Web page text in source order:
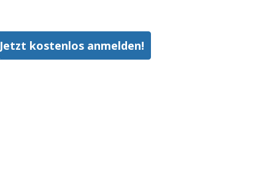
Jetzt kostenlos anmelden!